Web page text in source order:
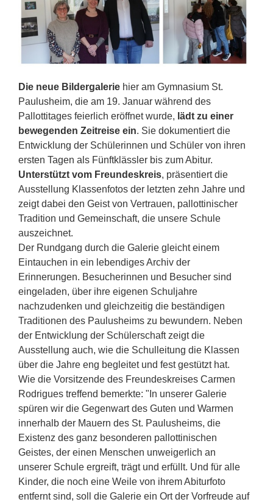
Die neue Bildergalerie hier am Gymnasium St.
Paulusheim, die am 19. Januar während des
Pallottitages feierlich eröffnet wurde, lädt zu einer
bewegenden Zeitreise ein. Sie dokumentiert die
Entwicklung der Schülerinnen und Schüler von ihren
ersten Tagen als Fünftklässler bis zum Abitur.
Unterstützt vom Freundeskreis, präsentiert die
Ausstellung Klassenfotos der letzten zehn Jahre und
zeigt dabei den Geist von Vertrauen, pallottinischer
Tradition und Gemeinschaft, die unsere Schule
auszeichnet.
Der Rundgang durch die Galerie gleicht einem
Eintauchen in ein lebendiges Archiv der
Erinnerungen. Besucherinnen und Besucher sind
eingeladen, über ihre eigenen Schuljahre
nachzudenken und gleichzeitig die beständigen
Traditionen des Paulusheims zu bewundern. Neben
der Entwicklung der Schülerschaft zeigt die
Ausstellung auch, wie die Schulleitung die Klassen
über die Jahre eng begleitet und fest gestützt hat.
Wie die Vorsitzende des Freundeskreises Carmen
Rodrigues treffend bemerkte: "In unserer Galerie
spüren wir die Gegenwart des Guten und Warmen
innerhalb der Mauern des St. Paulusheims, die
Existenz des ganz besonderen pallottinischen
Geistes, der einen Menschen unweigerlich an
unserer Schule ergreift, trägt und erfüllt. Und für alle
Kinder, die noch eine Weile von ihrem Abiturfoto
entfernt sind, soll die Galerie ein Ort der Vorfreude auf